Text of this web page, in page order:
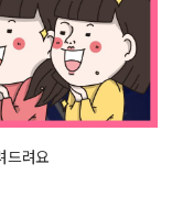
드려요